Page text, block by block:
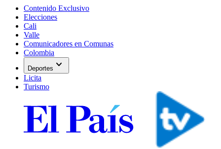
Contenido Exclusivo
Elecciones
Cali
Valle
Comunicadores en Comunas
Colombia
Deportes expand_more
Licita
Turismo